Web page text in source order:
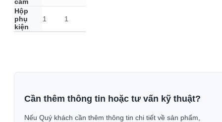
Hộp
phụ
kiện
1 1
Cần thêm thông tin hoặc tư vấn kỹ thuật?
Nếu Quý khách cần thêm thông tin chi tiết về sản phẩm,